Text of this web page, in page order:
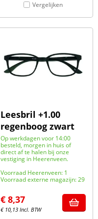
Vergelijken
Leesbril +1.00
regenboog zwart
Op werkdagen voor 14:00
besteld, morgen in huis of
direct af te halen bij onze
vestiging in Heerenveen.
Voorraad Heerenveen: 1
Voorraad externe magazijn: 29
€ 8,37
€ 10,13 Incl. BTW